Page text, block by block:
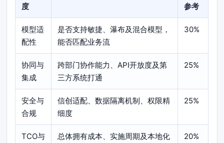
度
参考
模型适
配性
是否支持敏捷、瀑布及混合模型，
能否匹配业务流
30%
协同与
集成
跨部门协作能力、API开放度及第
三方系统打通
25%
安全与
合规
信创适配、数据隔离机制、权限精
细度
25%
TCO与
总体拥有成本、实施周期及本地化
20%